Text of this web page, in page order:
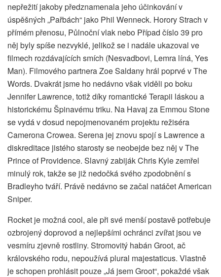
nepřežití jakoby předznamenala jeho účinkování v
úspěšných „Pařbách“ jako Phil Wenneck. Horory Strach v
přímém přenosu, Půlnoční vlak nebo Případ číslo 39 pro
něj byly spíše nezvyklé, jelikož se i nadále ukazoval ve
filmech rozdávajících smích (Nesvadbovi, Lemra líná, Yes
Man). Filmového partnera Zoe Saldany hrál poprvé v The
Words. Dvakrát jsme ho nedávno však viděli po boku
Jennifer Lawrence, totiž díky romantické Terapii láskou a
historickému Špinavému triku. Na Havaj za Emmou Stone
se vydá v dosud nepojmenovaném projektu režiséra
Camerona Crowea. Serena jej znovu spojí s Lawrence a
diskreditace jistého starosty se neobejde bez něj v The
Prince of Providence. Slavný zabiják Chris Kyle zemřel
minulý rok, takže se již nedočká svého zpodobnění s
Bradleyho tváří. Právě nedávno se začal natáčet American
Sniper.
Rocket je možná cool, ale při své menší postavě potřebuje
ozbrojený doprovod a nejlepšími ochránci zvířat jsou ve
vesmíru zjevně rostliny. Stromovitý habán Groot, ač
královského rodu, nepoužívá plural majestaticus. Vlastně
je schopen prohlásit pouze „Já jsem Groot“, pokaždé však